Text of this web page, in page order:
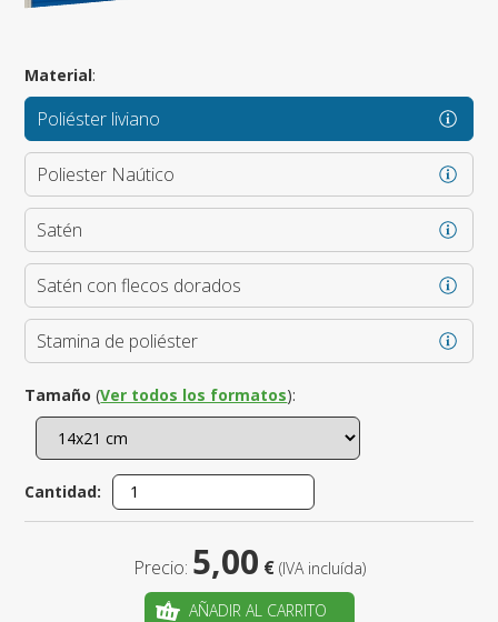
Material:
Poliéster liviano
Poliester Naútico
Satén
Satén con flecos dorados
Stamina de poliéster
Tamaño (Ver todos los formatos):
Cantidad:
Precio: 5,00 € (IVA incluída)
AÑADIR AL CARRITO